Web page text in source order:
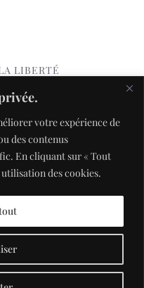
votre expérience de
des contenus
En cliquant sur « Tout
des cookies.
LIBERTÉ
LES-MINES
04 31
and hosting byMarkeasy
légales